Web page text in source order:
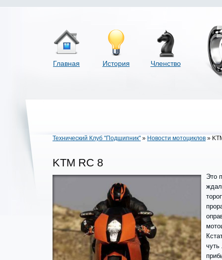
Главная История Членство
Технический Клуб "Подшипник" » Новости мотоциклов »
KTM RC 8
Это
чуть